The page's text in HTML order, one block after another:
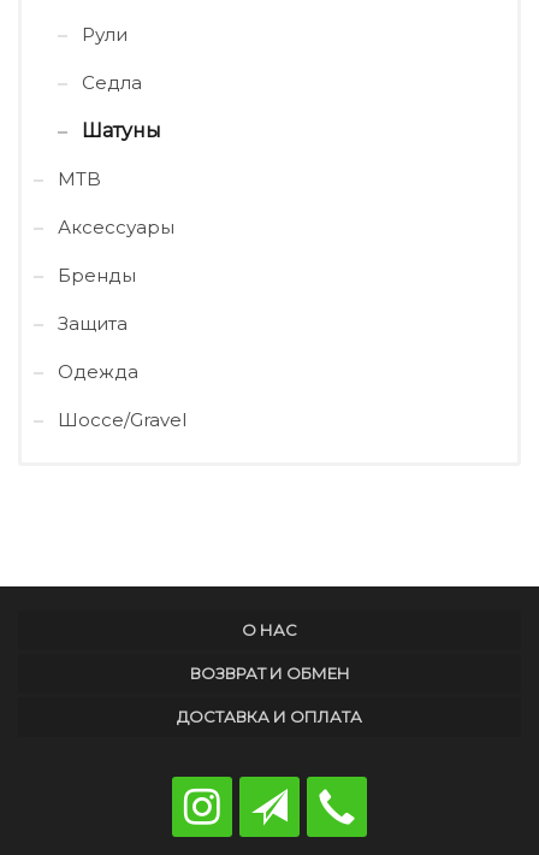
Рули
Седла
Шатуны
MTB
Аксессуары
Бренды
Защита
Одежда
Шоссе/Gravel
О НАС
ВОЗВРАТ И ОБМЕН
ДОСТАВКА И ОПЛАТА